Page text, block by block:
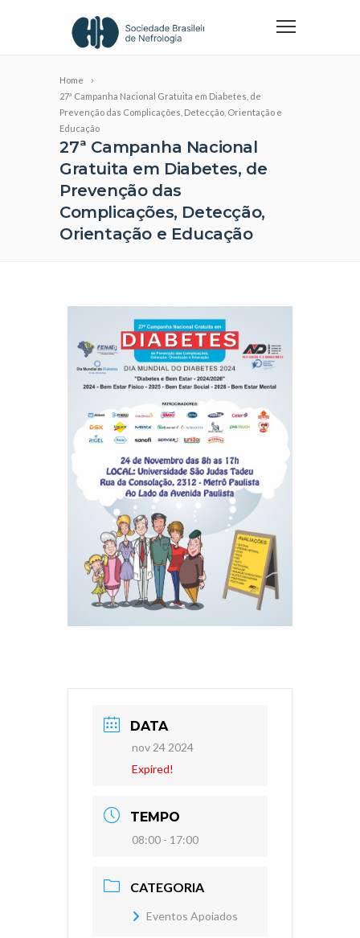
Home
27ª Campanha Nacional Gratuita em Diabetes, de
Prevenção das Complicações, Detecção, Orientação e
Educação
27ª Campanha Nacional
Gratuita em Diabetes, de
Prevenção das
Complicações, Detecção,
Orientação e Educação
DATA
nov 24 2024
Expired!
TEMPO
08:00 - 17:00
CATEGORIA
Eventos Apoiados